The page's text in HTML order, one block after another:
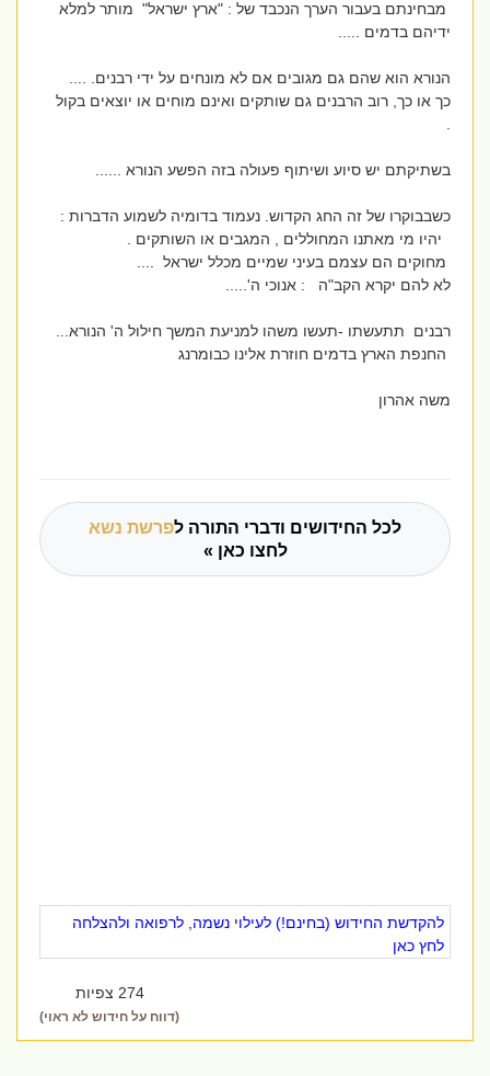
מבחינתם בעבור הערך הנכבד של : "ארץ ישראל" מותר למלא
ידיהם בדמים .....
הנורא הוא שהם גם מגובים אם לא מונחים על ידי רבנים. ....
כך או כך, רוב הרבנים גם שותקים ואינם מוחים או יוצאים בקול
בשתיקתם יש סיוע ושיתוף פעולה בזה הפשע הנורא ......
כשבבוקרו של זה החג הקדוש. נעמוד בדומיה לשמוע הדברות :
יהיו מי מאתנו המחוללים , המגבים או השותקים .
מחוקים הם עצמם בעיני שמיים מכלל ישראל ....
לא להם יקרא הקב"ה : אנוכי ה'.....
רבנים תתעשתו -תעשו משהו למניעת המשך חילול ה' הנורא...
החנפת הארץ בדמים חוזרת אלינו כבומרנג
משה אהרון
לכל החידושים ודברי התורה לפרשת נשא
לחצו כאן »
להקדשת החידוש (בחינם!) לעילוי נשמה, לרפואה ולהצלחה
לחץ כאן
274 צפיות
(דווח על חידוש לא ראוי)